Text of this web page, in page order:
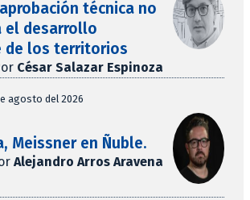
técnica no
el desarrollo
de los territorios
César Salazar Espinoza
agosto del 2026
Meissner en Ñuble.
Alejandro Arros Aravena